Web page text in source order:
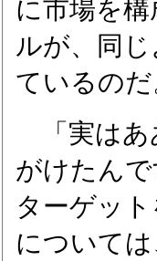
に市場を
ルが、同
ているのだ
「実はあ
がけたん
ターゲッ
について